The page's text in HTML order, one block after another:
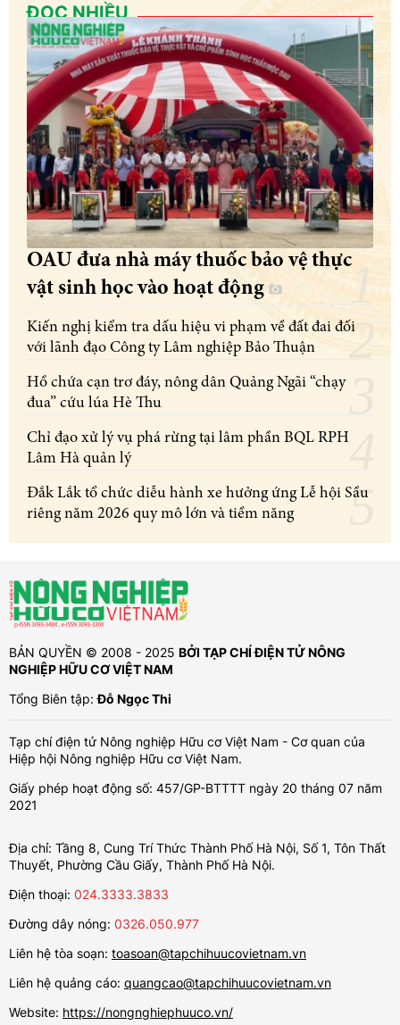
ĐỌC NHIỀU
OAU đưa nhà máy thuốc bảo vệ thực
vật sinh học vào hoạt động
Kiến nghị kiểm tra dấu hiệu vi phạm về đất đai đối
với lãnh đạo Công ty Lâm nghiệp Bảo Thuận
Hồ chứa cạn trơ đáy, nông dân Quảng Ngãi “chạy
đua” cứu lúa Hè Thu
Chỉ đạo xử lý vụ phá rừng tại lâm phần BQL RPH
Lâm Hà quản lý
Đắk Lắk tổ chức diễu hành xe hưởng ứng Lễ hội Sầu
riêng năm 2026 quy mô lớn và tiềm năng
BẢN QUYỀN © 2008 - 2025 BỞI TẠP CHÍ ĐIỆN TỬ NÔNG
NGHIỆP HỮU CƠ VIỆT NAM
Tổng Biên tập:Đỗ Ngọc Thi
Tạp chí điện tử Nông nghiệp Hữu cơ Việt Nam - Cơ quan của
Hiệp hội Nông nghiệp Hữu cơ Việt Nam.
Giấy phép hoạt động số: 457/GP-BTTTT ngày 20 tháng 07 năm
2021
Địa chỉ: Tầng 8, Cung Trí Thức Thành Phố Hà Nội, Số 1, Tôn Thất
Thuyết, Phường Cầu Giấy, Thành Phố Hà Nội.
Điện thoại: 024.3333.3833
Đường dây nóng: 0326.050.977
Liên hệ tòa soạn: toasoan@tapchihuucovietnam.vn
Liên hệ quảng cáo: quangcao@tapchihuucovietnam.vn
Website: https://nongnghiephuuco.vn/